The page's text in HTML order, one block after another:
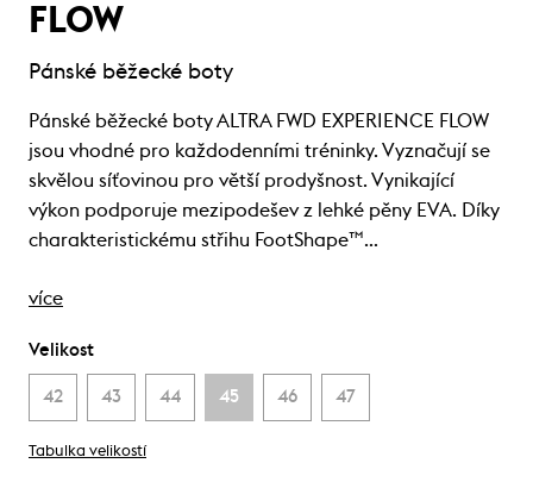
FLOW
Pánské běžecké boty
Pánské běžecké boty ALTRA FWD EXPERIENCE FLOW
jsou vhodné pro každodenními tréninky. Vyznačují se
skvělou síťovinou pro větší prodyšnost. Vynikající
výkon podporuje mezipodešev z lehké pěny EVA. Díky
charakteristickému střihu FootShape™…
více
Velikost
42 43 44 45 46 47
Tabulka velikostí